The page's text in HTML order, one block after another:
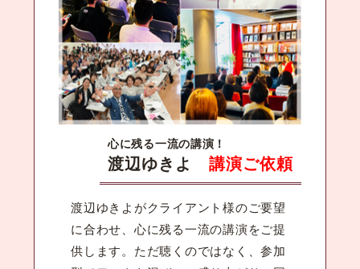
心に残る一流の講演！
渡辺ゆきよ 講演ご依頼
渡辺ゆきよがクライアント様のご要望
に合わせ、心に残る一流の講演をご提
供します。ただ聴くのではなく、参加